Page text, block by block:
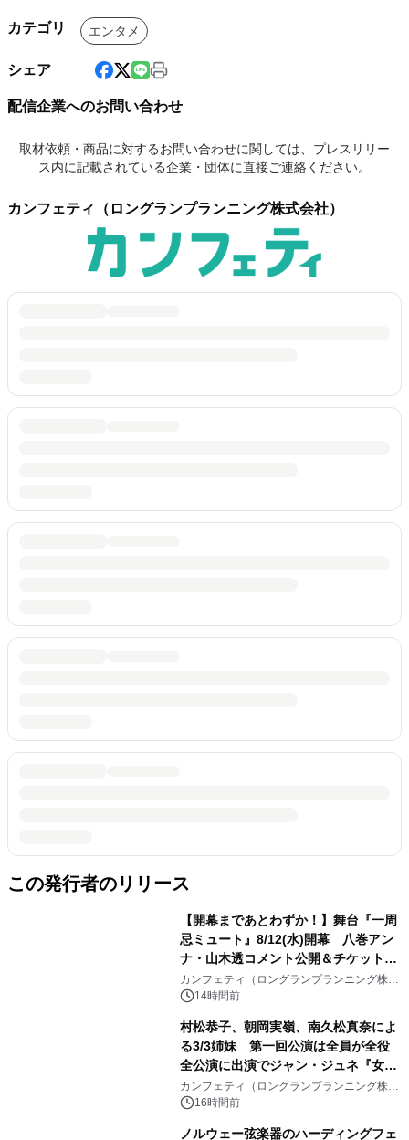
カテゴリ エンタメ
シェア
配信企業へのお問い合わせ
取材依頼・商品に対するお問い合わせに関しては、プレスリリー
ス内に記載されている企業・団体に直接ご連絡ください。
カンフェティ（ロングランプランニング株式会社）
この発行者のリリース
【開幕まであとわずか！】舞台『一周
忌ミュート』8/12(水)開幕 八巻アン
ナ・山木透コメント公開＆チケット発
売中
カンフェティ（ロングランプランニング株式
会社）
14時間前
村松恭子、朝岡実嶺、南久松真奈によ
る3/3姉妹 第一回公演は全員が全役
全公演に出演でジャン・ジュネ『女中
たち』を上演
カンフェティ（ロングランプランニング株式
会社）
16時間前
ノルウェー弦楽器のハーディングフェ